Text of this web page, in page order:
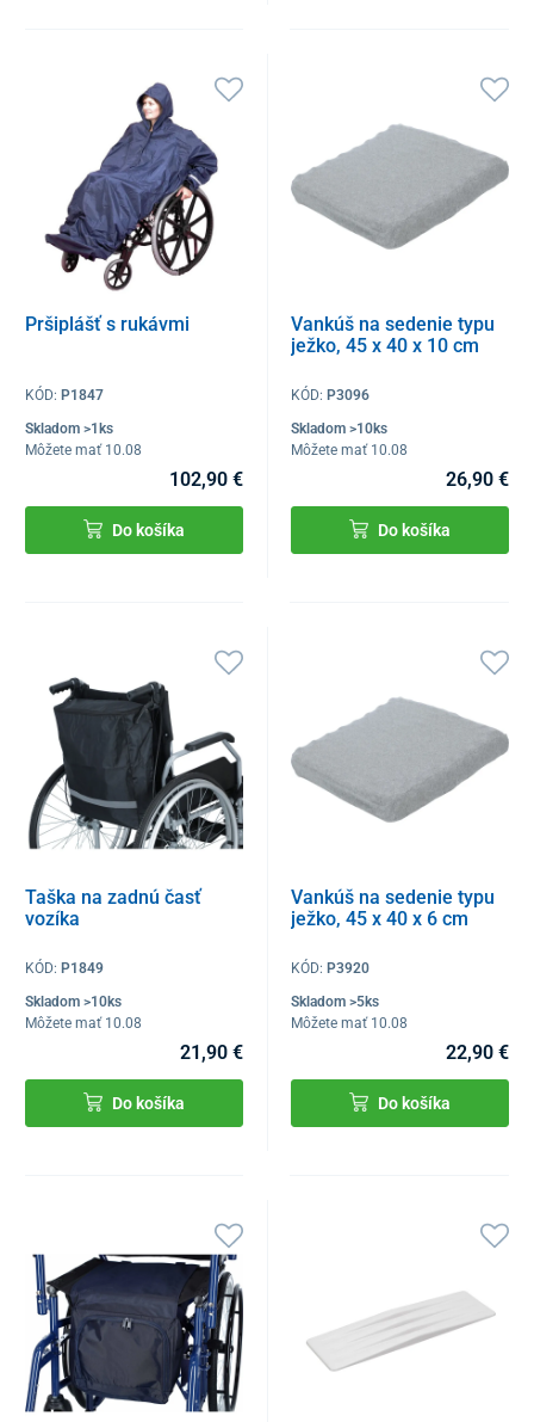
Pršiplášť s rukávmi
KÓD: P1847
Skladom >1ks
Môžete mať 10.08
102,90 €
Do košíka
Vankúš na sedenie typu
ježko, 45 x 40 x 10 cm
KÓD: P3096
Skladom >10ks
Môžete mať 10.08
26,90 €
Do košíka
Taška na zadnú časť
vozíka
KÓD: P1849
Skladom >10ks
Môžete mať 10.08
21,90 €
Do košíka
Vankúš na sedenie typu
ježko, 45 x 40 x 6 cm
KÓD: P3920
Skladom >5ks
Môžete mať 10.08
22,90 €
Do košíka